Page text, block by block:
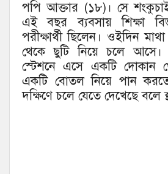
পপি আক্তার (১৮)। সে
এই বছর ব্যবসায় শিক্ষা
পরীক্ষার্থী ছিলেন। ওইদিন
থেকে ছুটি নিয়ে চলে আসে।
স্টেশনে এসে একটি দোকান
একটি বোতল নিয়ে পান
দক্ষিণে চলে যেতে দেখেছে বলে